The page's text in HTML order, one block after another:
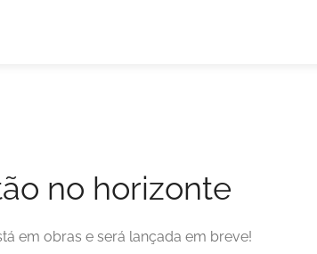
no horizonte
em obras e será lançada em breve!